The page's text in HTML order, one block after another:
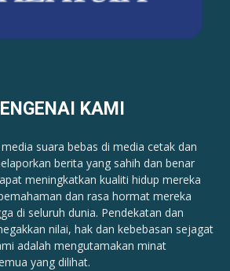
KAMI
suara bebas di media cetak dan
berita yang sahih dan benar
meningkatkan kualiti hidup mereka
dan rasa hormat mereka
di seluruh dunia. Pendekatan dan
nilai, hak dan kebebasan sejagat
adalah mengutamakan minat
yang dilihat.